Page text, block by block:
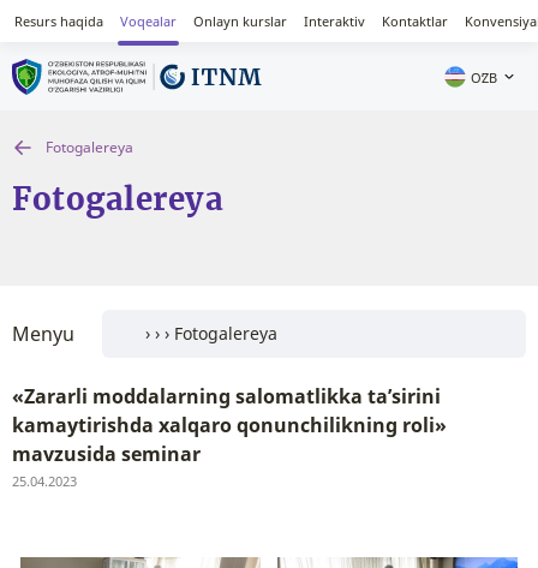
Resurs haqida Voqealar Onlayn kurslar Interaktiv Kontaktlar
OʻZB
Fotogalereya
Fotogalereya
Menyu
«Zararli moddalarning salomatlikka ta’sirini
kamaytirishda xalqaro qonunchilikning roli»
mavzusida seminar
25.04.2023